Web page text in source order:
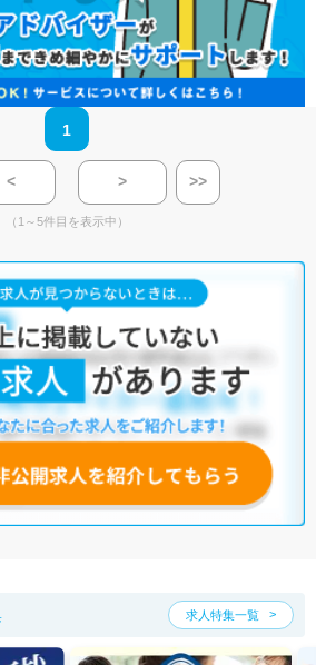
1
< > >>
（1～5件目を表示中）
求人特集一覧